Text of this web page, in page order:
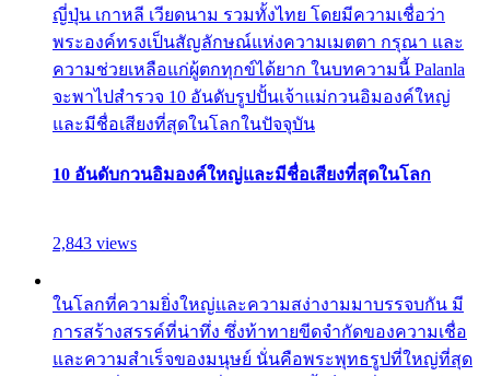
ญี่ปุ่น เกาหลี เวียดนาม รวมทั้งไทย โดยมีความเชื่อว่า
พระองค์ทรงเป็นสัญลักษณ์แห่งความเมตตา กรุณา และ
ความช่วยเหลือแก่ผู้ตกทุกข์ได้ยาก ในบทความนี้ Palanla
จะพาไปสำรวจ 10 อันดับรูปปั้นเจ้าแม่กวนอิมองค์ใหญ่
และมีชื่อเสียงที่สุดในโลกในปัจจุบัน
10 อันดับกวนอิมองค์ใหญ่และมีชื่อเสียงที่สุดในโลก
2,843 views
ในโลกที่ความยิ่งใหญ่และความสง่างามมาบรรจบกัน มี
การสร้างสรรค์ที่น่าทึ่ง ซึ่งท้าทายขีดจำกัดของความเชื่อ
และความสำเร็จของมนุษย์ นั่นคือพระพุทธรูปที่ใหญ่ที่สุด